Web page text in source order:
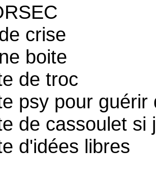
crise
boite
de troc
psy pour guérir
de cassoulet si
d'idées libres